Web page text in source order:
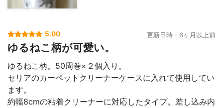
5.00 更新日時：6ヶ月以上前
ゆるねこ柄が可愛い。
ゆるねこ柄。50周巻×２個入り。
セリアのカーペットクリーナーケースに入れて使用してい
ます。
約幅8cmの粘着クリーナーに対応したタイプ。差し込み内